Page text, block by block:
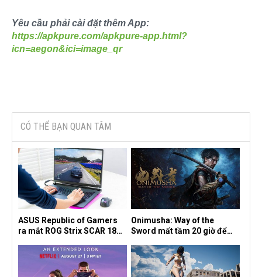
Yêu cầu phải cài đặt thêm App:
https://apkpure.com/apkpure-app.html?
icn=aegon&ici=image_qr
CÓ THỂ BẠN QUAN TÂM
ASUS Republic of Gamers
ra mắt ROG Strix SCAR 18
Onimusha: Way of the
Sword mất tầm 20 giờ để
dành cho newbie và lão làng